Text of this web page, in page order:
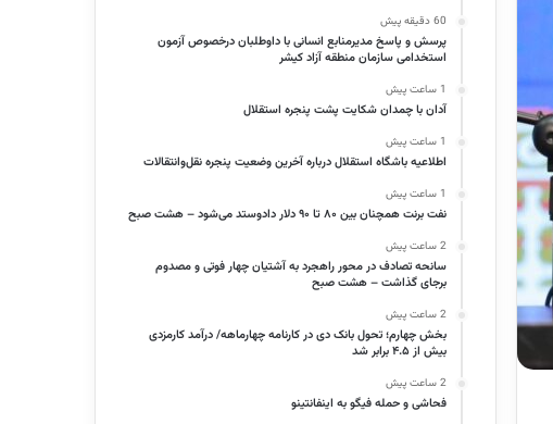
60 دقیقه پیش
پرسش و پاسخ مدیرمنابع انسانی با داوطلبان درخصوص آزمون
استخدامی سازمان منطقه آزاد کیشر
1 ساعت پیش
آدان با چمدان شکایت پشت پنجره استقلال
1 ساعت پیش
اطلاعیه باشگاه استقلال درباره آخرین وضعیت پنجره نقل‌وانتقالات
1 ساعت پیش
نفت برنت همچنان بین ۸۰ تا ۹۰ دلار دادوستد می‌شود – هشت صبح
2 ساعت پیش
سانحه تصادف در محور راهجرد به آشتیان چهار فوتی و مصدوم
برجای گذاشت – هشت صبح
2 ساعت پیش
بخش چهارم؛ تحول بانک دی در کارنامه چهارماهه/ درآمد کارمزدی
بیش از ۴.۵ برابر شد
2 ساعت پیش
فحاشی و حمله فیگو به اینفانتینو